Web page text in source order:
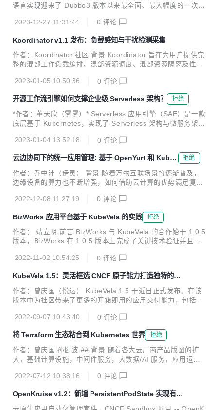
语言实现迎来了 Dubbo3 版本以来最全面、最大幅度的一次升
测能力等。
2023-12-27 11:31:44 0 评论
Koordinator v1.1 发布：负载感知与干扰检测采集
作者：Koordinator 社区 背景 Koordinator 旨在为用户提供完
整的混部工作负载编排、混部资源调度、混部资源隔离及性能
空闲节点资源并分配给真正有需要的计算任务，从而提高全局
的资源利用效率。 从 2022 年 4 月发布以来，Koordinator 迄
今一共迭代发布了 9 个版本。项目经历的大半年发展过程中，
社区吸纳了包括阿里巴巴、小米、小红书、爱奇艺、360、有
赞等在内的大量优秀工程师，贡献了众多的想法、代码和场
布 Koordinator v1.1 正式发...
2023-01-05 10:50:36 0 评论
开源工作流引擎如何支撑企业级 Serverless 架构？ 拒绝
*作者：董天欣（雾雾）* Serverless 应用引擎（SAE）是一款
底层基于 Kubernetes，实现了 Serverless 架构与微服务架构
程中也遇到了许多挑战。如何在蓬勃发展的云原生时代中解决
这些挑战，并进行可靠快速的云架构升级？SAE 团队和 Kube
Vela 社区针对这些挑战开展了紧密合作，并给出了云原生下的
开源可复制解决方案——KubeVela Workflow。 本文将详细介
绍 SAE 使用 KubeVela Workflow 进行架构升级的解决方案，
挑...
2023-01-04 13:52:18 0 评论
云边协同下的统一应用管理: 基于 OpenYurt 和 KubeV
ela 的解决方案
拒绝
作者：乔中沛（伊灵） 背景 随着万物互联场景的逐渐普及，
边缘设备的算力也不断增强，如何借助云计算的优势满足复杂
新的技术挑战，“云边协同”正在逐渐成为新的技术焦点。本文
将围绕 CNCF 的两大开源项目 KubeVela 和 OpenYurt，以一
个实际的 Helm 应用交付的场景，为大家介绍云边协同的解决
方案。 OpenYurt 专注于以无侵入的方式将 Kubernetes 扩展
到边缘计算领域。OpenYurt 依托原生 Kubernetes 的容器编
一管理，提供了诸如边缘自治...
2022-12-08 11:27:19 0 评论
BizWorks 应用平台基于 KubeVela 的实践 拒绝
作者： 靖立明 前言 BizWorks 与 KubeVela 的合作始于 1.0.5
版本，BizWorks 在 1.0.5 版本上完成了关键技术验证并且在
力。通过近一年多的深度合作，BizWorks 通过 KubeVela 解
了一些实践，本文将分别通过介绍 BizWorks 在 KubeVela 使
用场景来讲述如何探索和实践云原生时代新一代 PaaS 平台持
续交付能力的落地。 BizWorks 介绍 BizWorks(https://bizwor
2022-11-02 10:54:25 0 评论
KubeVela 1.5：灵活框选 CNCF 原子能力打造独特的企
业应用发布平台
作者：曾庆国（悦达） KubeVela 1.5 于近日正式发布。在该
版本中为社区带来了更多的开箱即用的应用交付能力，包括新
浏览器；增强的金丝雀发布；优化多环境应用交付工作流等。
进一步提升和打磨了 KubeVela 作为应用交付平台的高扩展性
体验。另外，社区也正式开始推动项目提级到 CNCF Incubati
on 阶段，同时在多次社区会议中听取了多个社区标杆用户的
实践分享，这也证明了社区的良性发展。项目的成熟度，采纳
贡献。 KubeVela 近一年来发布了五个大...
2022-09-07 10:43:40 0 评论
将 Terraform 生态粘合到 Kubernetes 世界 拒绝
作者：曾庆国 孙健波 ## 背景 随着各大云厂商产品版图的扩
大，基础计算设施，中间件服务，大数据/AI 服务，应用运维
也有不少企业基于不同云厂商的服务作为基础来建设自己的企
近年来盛行，其中 Terrafrom 更是成功得到了几乎所有的云厂
商的采纳和支持。以 Terrafrom 模型为核心的云服务 IaC 生
2022-07-12 10:38:16 0 评论
OpenKruise v1.2：新增 PersistentPodState 实现有状
态 Pod 拓扑固定与 IP 复用